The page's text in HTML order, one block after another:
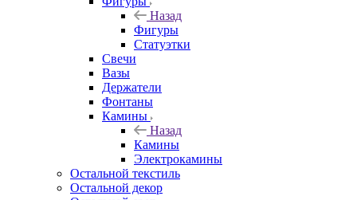
Назад
Фигуры
Статуэтки
Свечи
Вазы
Держатели
Фонтаны
Камины
Назад
Камины
Электрокамины
Остальной текстиль
Остальной декор